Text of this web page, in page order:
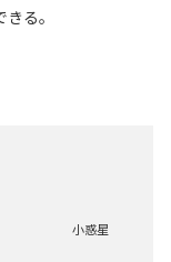
る。
小惑星